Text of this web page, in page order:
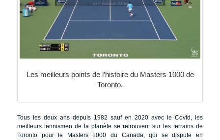
Les meilleurs points de l’histoire du Masters 1000 de
Toronto.
Tous les deux ans depuis 1982 sauf en 2020 avec le Covid, les
meilleurs tennismen de la planète se retrouvent sur les terrains de
Toronto pour le Masters 1000 du Canada, qui se dispute en